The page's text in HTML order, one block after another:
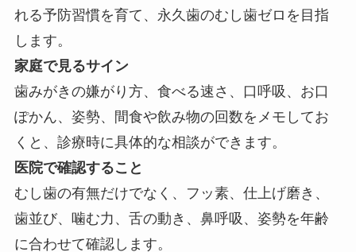
れる予防習慣を育て、永久歯のむし歯ゼロを目指
します。
家庭で見るサイン
歯みがきの嫌がり方、食べる速さ、口呼吸、お口
ぽかん、姿勢、間食や飲み物の回数をメモしてお
くと、診療時に具体的な相談ができます。
医院で確認すること
むし歯の有無だけでなく、フッ素、仕上げ磨き、
歯並び、噛む力、舌の動き、鼻呼吸、姿勢を年齢
に合わせて確認します。